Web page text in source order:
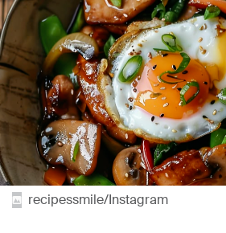
recipessmile/Instagram